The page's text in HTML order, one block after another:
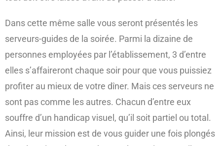
Dans cette même salle vous seront présentés les
serveurs-guides de la soirée. Parmi la dizaine de
personnes employées par l’établissement, 3 d’entre
elles s’affaireront chaque soir pour que vous puissiez
profiter au mieux de votre dîner. Mais ces serveurs ne
sont pas comme les autres. Chacun d’entre eux
souffre d’un handicap visuel, qu’il soit partiel ou total.
Ainsi, leur mission est de vous guider une fois plongés